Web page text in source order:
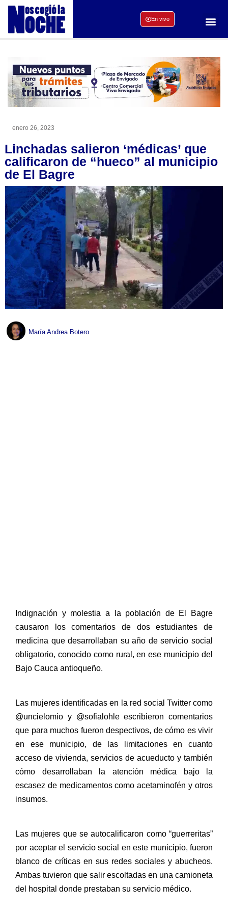
En vivo
enero 26, 2023
Linchadas salieron ‘médicas’ que
calificaron de “hueco” al municipio
de El Bagre
María Andrea Botero
Indignación y molestia a la población de El Bagre
causaron los comentarios de dos estudiantes de
medicina que desarrollaban su año de servicio social
obligatorio, conocido como rural, en ese municipio del
Bajo Cauca antioqueño.
Las mujeres identificadas en la red social Twitter como
@uncielomio y @sofialohle escribieron comentarios
que para muchos fueron despectivos, de cómo es vivir
en ese municipio, de las limitaciones en cuanto
acceso de vivienda, servicios de acueducto y también
cómo desarrollaban la atención médica bajo la
escasez de medicamentos como acetaminofén y otros
insumos.
Las mujeres que se autocalificaron como “guerreritas”
por aceptar el servicio social en este municipio, fueron
blanco de críticas en sus redes sociales y abucheos.
Ambas tuvieron que salir escoltadas en una camioneta
del hospital donde prestaban su servicio médico.